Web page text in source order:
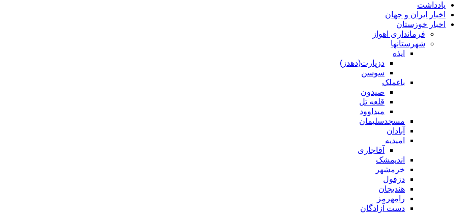
یادداشت
اخبار ایران و جهان
اخبار خوزستان
فرمانداری اهواز
شهرستانها
ایذه
دزپارت(دهدز)
سوسن
باغملک
صیدون
قلعه تل
میداوود
مسجدسلیمان
آبادان
امیدیه
آقاجاری
اندیمشک
خرمشهر
دزفول
هندیجان
رامهرمز
دست آزادگان